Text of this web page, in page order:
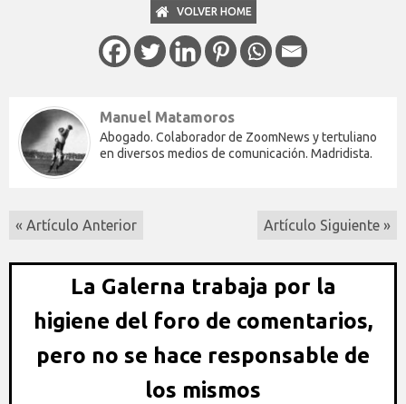
VOLVER HOME
Manuel Matamoros
Abogado. Colaborador de ZoomNews y tertuliano
en diversos medios de comunicación. Madridista.
« Artículo Anterior Artículo Siguiente »
La Galerna trabaja por la
higiene del foro de comentarios,
pero no se hace responsable de
los mismos